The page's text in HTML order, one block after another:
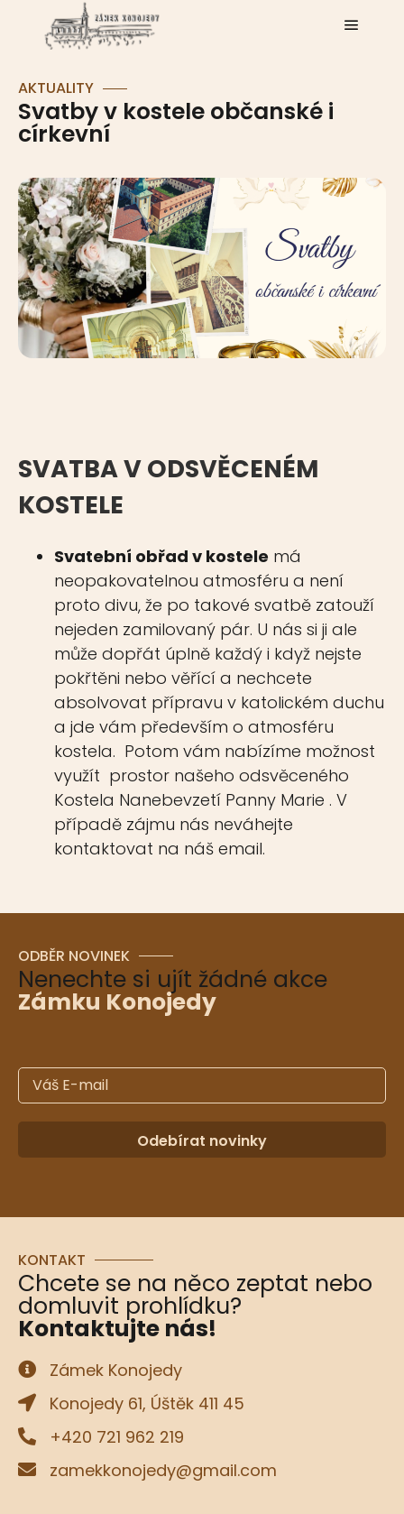
AKTUALITY
Svatby v kostele občanské i
církevní
SVATBA V ODSVĚCENÉM
KOSTELE
Svatební obřad v kostele má
neopakovatelnou atmosféru a není
proto divu, že po takové svatbě zatouží
nejeden zamilovaný pár. U nás si ji ale
může dopřát úplně každý i když nejste
pokřtěni nebo věřící a nechcete
absolvovat přípravu v katolickém duchu
a jde vám především o atmosféru
kostela. Potom vám nabízíme možnost
využít prostor našeho odsvěceného
Kostela Nanebevzetí Panny Marie . V
případě zájmu nás neváhejte
kontaktovat na náš email.
ODBĚR NOVINEK
Nenechte si ujít žádné akce
Zámku Konojedy
Odebírat novinky
KONTAKT
Chcete se na něco zeptat nebo
domluvit prohlídku?
Kontaktujte nás!
Zámek Konojedy
Konojedy 61, Úštěk 411 45
+420 721 962 219
zamekkonojedy@gmail.com